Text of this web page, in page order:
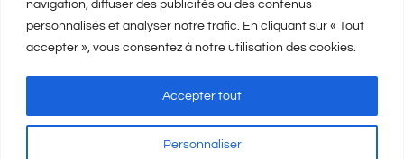
navigation, diffuser des publicités ou des contenus
personnalisés et analyser notre trafic. En cliquant sur « Tout
accepter », vous consentez à notre utilisation des cookies.
Personnaliser
Accepter tout
Ajouter au panier
Détails
Ajouter au panier
Détails